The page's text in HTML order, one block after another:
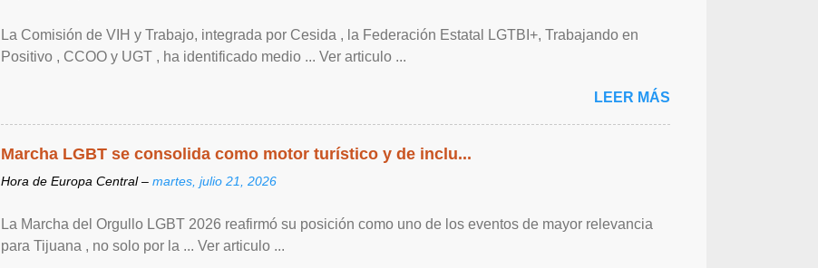
La Comisión de VIH y Trabajo, integrada por Cesida , la Federación Estatal LGTBI+, Trabajando en
Positivo , CCOO y UGT , ha identificado medio ... Ver articulo ...
LEER MÁS
Marcha LGBT se consolida como motor turístico y de inclu...
Hora de Europa Central – martes, julio 21, 2026
La Marcha del Orgullo LGBT 2026 reafirmó su posición como uno de los eventos de mayor relevancia
para Tijuana , no solo por la ... Ver articulo ...